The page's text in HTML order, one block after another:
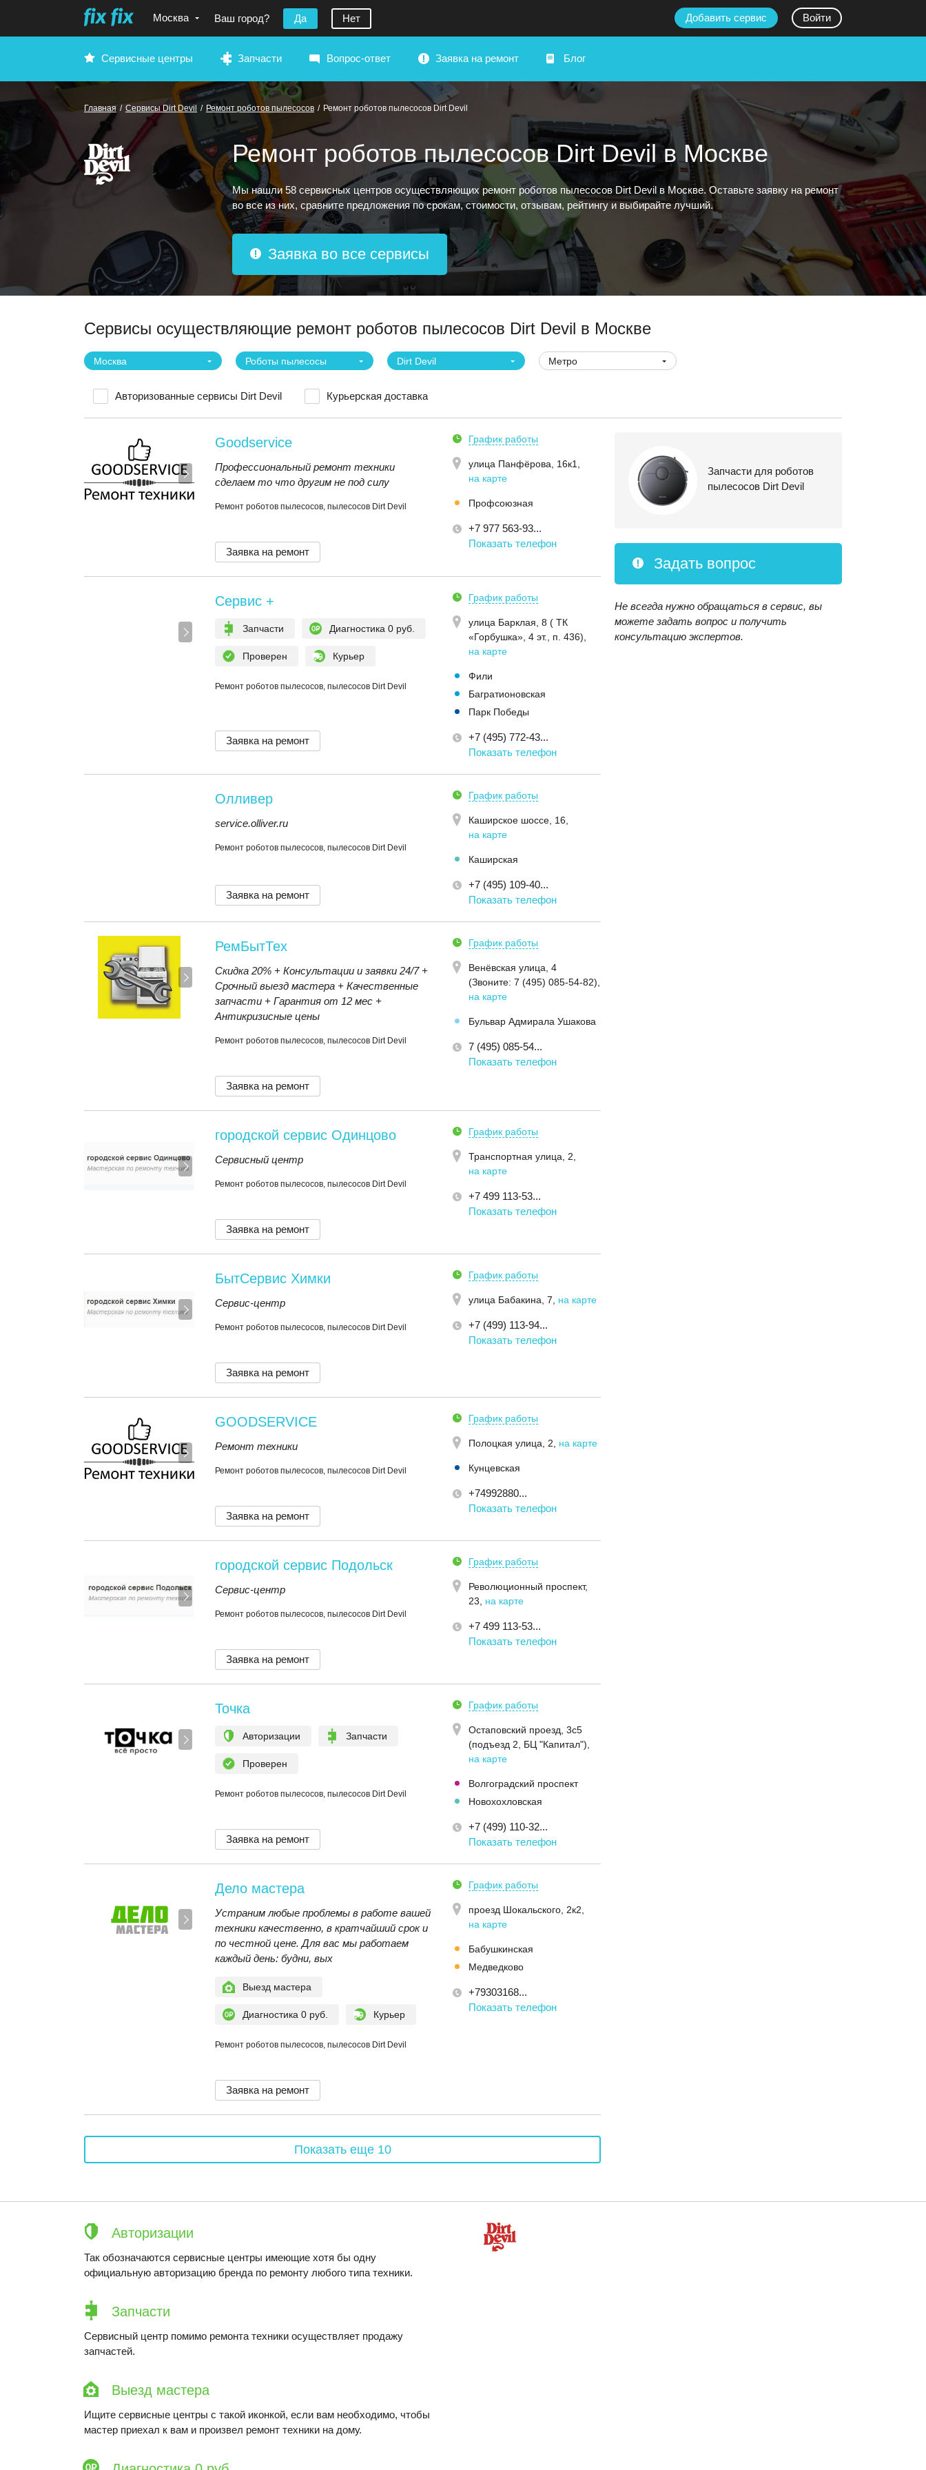
Москва Ваш город? Да Нет Добавить сервис Войти
Сервисные центры Запчасти Вопрос-ответ Заявка на ремонт Блог
Главная / Сервисы Dirt Devil / Ремонт роботов пылесосов / Ремонт роботов пылесосов Dirt Devil
Ремонт роботов пылесосов Dirt Devil в Москве
Мы нашли 58 сервисных центров осуществляющих ремонт роботов пылесосов Dirt Devil в Москве. Оставьте заявку на ремонт
во все из них, сравните предложения по срокам, стоимости, отзывам, рейтингу и выбирайте лучший.
Заявка во все сервисы
Сервисы осуществляющие ремонт роботов пылесосов Dirt Devil в Москве
Москва Роботы пылесосы Dirt Devil Метро
Авторизованные сервисы Dirt Devil Курьерская доставка
Goodservice
Профессиональный ремонт техники
сделаем то что другим не под силу
Ремонт роботов пылесосов, пылесосов Dirt Devil
График работы
улица Панфёрова, 16к1
на карте
Профсоюзная
+7 977 563-93...
Показать телефон
Заявка на ремонт
Сервис +
Запчасти Диагностика 0 руб.
Проверен Курьер
Ремонт роботов пылесосов, пылесосов Dirt Devil
График работы
улица Барклая, 8 ( ТК
«Горбушка», 4 эт., п. 436)
на карте
Фили
Багратионовская
Парк Победы
+7 (495) 772-43...
Показать телефон
Заявка на ремонт
Олливер
service.olliver.ru
Ремонт роботов пылесосов, пылесосов Dirt Devil
График работы
Каширское шоссе, 16
на карте
Каширская
+7 (495) 109-40...
Показать телефон
Заявка на ремонт
РемБытТех
Скидка 20% + Консультации и заявки 24/7 +
Срочный выезд мастера + Качественные
запчасти + Гарантия от 12 мес +
Антикризисные цены
Ремонт роботов пылесосов, пылесосов Dirt Devil
График работы
Венёвская улица, 4
(Звoнитe: 7 (495) 085-54-82)
на карте
Бульвар Адмирала Ушакова
7 (495) 085-54...
Показать телефон
Заявка на ремонт
городской сервис Одинцово
Сервисный центр
Ремонт роботов пылесосов, пылесосов Dirt Devil
График работы
Транспортная улица, 2
на карте
+7 499 113-53...
Показать телефон
Заявка на ремонт
БытСервис Химки
Сервис-центр
Ремонт роботов пылесосов, пылесосов Dirt Devil
График работы
улица Бабакина, 7 на карте
+7 (499) 113-94...
Показать телефон
Заявка на ремонт
GOODSERVICE
Ремонт техники
Ремонт роботов пылесосов, пылесосов Dirt Devil
График работы
Полоцкая улица, 2 на карте
Кунцевская
+74992880...
Показать телефон
Заявка на ремонт
городской сервис Подольск
Сервис-центр
Ремонт роботов пылесосов, пылесосов Dirt Devil
График работы
Революционный проспект,
23
на карте
+7 499 113-53...
Показать телефон
Заявка на ремонт
Точка
Авторизации Запчасти
Проверен
Ремонт роботов пылесосов, пылесосов Dirt Devil
График работы
Остаповский проезд, 3с5
(подъезд 2, БЦ "Капитал")
на карте
Волгоградский проспект
Новохохловская
+7 (499) 110-32...
Показать телефон
Заявка на ремонт
Дело мастера
Устраним любые проблемы в работе вашей
техники качественно, в кратчайший срок и
по честной цене. Для вас мы работаем
каждый день: будни, вых
Выезд мастера
Диагностика 0 руб. Курьер
Ремонт роботов пылесосов, пылесосов Dirt Devil
График работы
проезд Шокальского, 2к2
на карте
Бабушкинская
Медведково
+79303168...
Показать телефон
Заявка на ремонт
Показать еще 10
Запчасти для роботов
пылесосов Dirt Devil
Задать вопрос
Не всегда нужно обращаться в сервис, вы
можете задать вопрос и получить
консультацию экспертов.
Авторизации
Так обозначаются сервисные центры имеющие хотя бы одну
официальную авторизацию бренда по ремонту любого типа техники.
Запчасти
Сервисный центр помимо ремонта техники осуществляет продажу
запчастей.
Выезд мастера
Ищите сервисные центры с такой иконкой, если вам необходимо, чтобы
мастер приехал к вам и произвел ремонт техники на дому.